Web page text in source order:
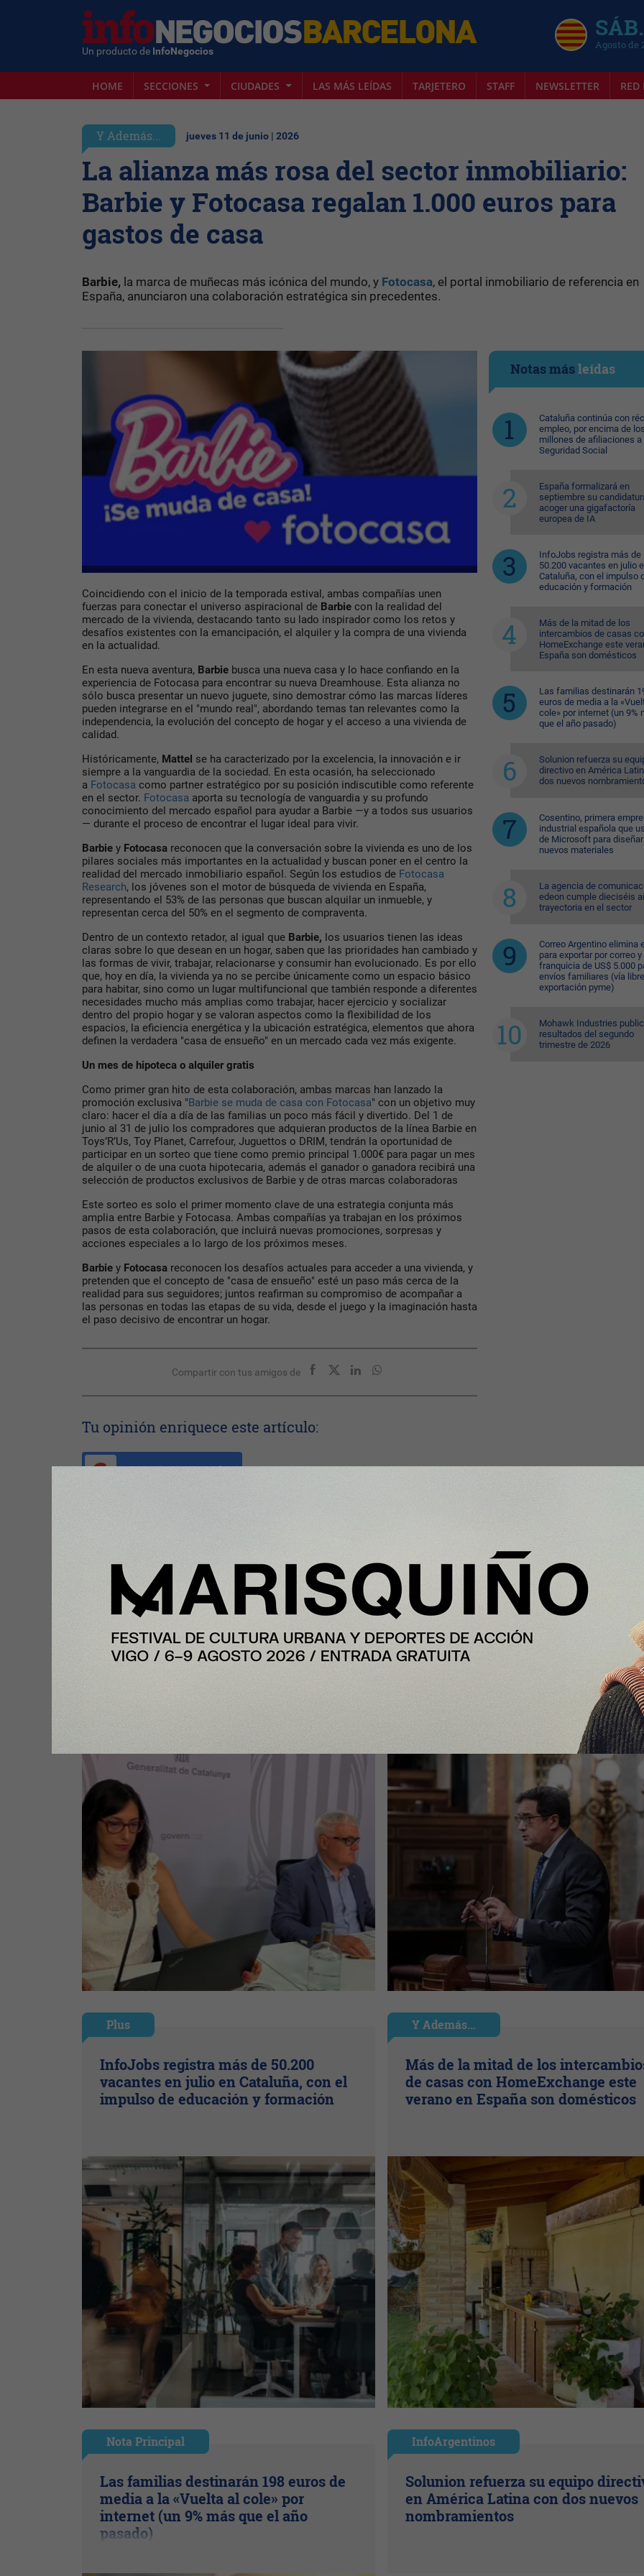
Un producto de InfoNegocios Agosto de
HOME SECCIONES CIUDADES LAS MÁS LEÍDAS TARJETERO STAFF NEWSLETTER
Y Además... jueves 11 de junio | 2026
La alianza más rosa del sector inmobiliario:
Barbie y Fotocasa regalan 1.000 euros para
gastos de casa
Barbie, la marca de muñecas más icónica del mundo, y Fotocasa, el portal inmobiliario de referencia en
España, anunciaron una colaboración estratégica sin precedentes.
Coincidiendo con el inicio de la temporada estival, ambas compañías unen
fuerzas para conectar el universo aspiracional de Barbie con la realidad del
mercado de la vivienda, destacando tanto su lado inspirador como los retos y
desafíos existentes con la emancipación, el alquiler y la compra de una vivienda
en la actualidad.
En esta nueva aventura, Barbie busca una nueva casa y lo hace confiando en la
experiencia de Fotocasa para encontrar su nueva Dreamhouse. Esta alianza no
sólo busca presentar un nuevo juguete, sino demostrar cómo las marcas líderes
pueden integrarse en el "mundo real", abordando temas tan relevantes como la
independencia, la evolución del concepto de hogar y el acceso a una vivienda de
calidad.
H istóricamente, Mattel se ha caracterizado por la excelencia, la innovación e ir
siempre a la vanguardia de la sociedad. En esta ocasión, ha seleccionado
a Fotocasa como partner estratégico por su posición indiscutible como referente
en el sector. Fotocasa aporta su tecnología de vanguardia y su profundo
conocimiento del mercado español para ayudar a Barbie —y a todos sus usuarios
— durante el proceso de encontrar el lugar ideal para vivir.
Barbie y Fotocasa reconocen que la conversación sobre la vivienda es uno de los
pilares sociales más importantes en la actualidad y buscan poner en el centro la
realidad del mercado inmobiliario español. Según los estudios de Fotocasa
Research, los jóvenes son el motor de búsqueda de vivienda en España,
representando el 53% de las personas que buscan alquilar un inmueble, y
representan cerca del 50% en el segmento de compraventa.
Dentro de un contexto retador, al igual que Barbie, los usuarios tienen las ideas
claras sobre lo que desean en un hogar, saben que las prioridades han cambiado y
las formas de vivir, trabajar, relacionarse y consumir han evolucionado. Es por ello
que, hoy en día, la vivienda ya no se percibe únicamente como un espacio básico
para habitar, sino como un lugar multifuncional que también responde a diferentes
necesidades mucho más amplias como trabajar, hacer ejercicio y socializar
dentro del propio hogar y se valoran aspectos como la flexibilidad de los
espacios, la eficiencia energética y la ubicación estratégica, elementos que ahora
definen la verdadera "casa de ensueño" en un mercado cada vez más exigente.
Un mes de hipoteca o alquiler gratis
Como primer gran hito de esta colaboración, ambas marcas han lanzado la
promoción exclusiva "Barbie se muda de casa con Fotocasa" con un objetivo muy
claro: hacer el día a día de las familias un poco más fácil y divertido. Del 1 de
junio al 31 de julio los compradores que adquieran productos de la línea Barbie en
Toys’R’Us, Toy Planet, Carrefour, Juguettos o DRIM, tendrán la oportunidad de
participar en un sorteo que tiene como premio principal 1.000€ para pagar un mes
de alquiler o de una cuota hipotecaria, además el ganador o ganadora recibirá una
selección de productos exclusivos de Barbie y de otras marcas colaboradoras
Este sorteo es solo el primer momento clave de una estrategia conjunta más
amplia entre Barbie y Fotocasa. Ambas compañías ya trabajan en los próximos
pasos de esta colaboración, que incluirá nuevas promociones, sorpresas y
acciones especiales a lo largo de los próximos meses.
Barbie y Fotocasa reconocen los desafíos actuales para acceder a una vivienda, y
pretenden que el concepto de "casa de ensueño" esté un paso más cerca de la
realidad para sus seguidores; juntos reafirman su compromiso de acompañar a
las personas en todas las etapas de su vida, desde el juego y la imaginación hasta
el paso decisivo de encontrar un hogar.
Compartir con tus amigos de
Tu opinión enriquece este artículo:
Ingresar con Google
Notas másleídas
Cataluña continúa con
empleo, por encima de
millones de afiliaciones a
Seguridad Social
España formalizará en
septiembre su
acoger una gigafactoría
europea de IA
InfoJobs registra más de
50.200 vacantes en julio
Cataluña, con el impulso
educación y formación
Más de la mitad de los
intercambios de casas
HomeExchange este
España son domésticos
Las familias destinarán
euros de media a la
cole» por internet (un 9%
que el año pasado)
Solunion refuerza su
directivo en América
dos nuevos
Cosentino, primera
industrial española que
de Microsoft para diseñar
nuevos materiales
La agencia de
edeon cumple dieciséis
trayectoria en el sector
Correo Argentino elimina
para exportar por correo
franquicia de US$ 5.000
envíos familiares (vía
exportación pyme)
Mohawk Industries
resultados del segundo
trimestre de 2026
Te puede interesar:
Nota Principal
Cataluña continúa con récord de
empleo, por encima de los 4 millones
de afiliaciones a la Seguridad Social
Enfoque
España formalizará en septiembre
candidatura para acoger una
Plus
InfoJobs registra más de 50.200
vacantes en julio en Cataluña, con el
impulso de educación y formación
Y Además...
Más de la mitad de los
de casas con HomeExchange este
verano en España son domésticos
Nota Principal
Las familias destinarán 198 euros de
media a la «Vuelta al cole» por
internet (un 9% más que el año
pasado)
InfoArgentinos
Solunion refuerza su equipo
en América Latina con dos nuevos
nombramientos